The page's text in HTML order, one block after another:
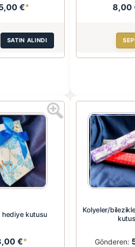
€*
SATIN ALINDI
8,00
hediye kutusu
€*
Kolyeler/
Gönderen: